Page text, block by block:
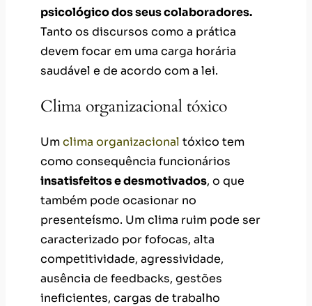
psicológico dos seus colaboradores.
Tanto os discursos como a prática
devem focar em uma carga horária
saudável e de acordo com a lei.
Clima organizacional tóxico
Umclima organizacional tóxico tem
como consequência funcionários
insatisfeitos e desmotivados, o que
também pode ocasionar no
presenteísmo. Um clima ruim pode ser
caracterizado por fofocas, alta
competitividade, agressividade,
ausência de feedbacks, gestões
ineficientes, cargas de trabalho